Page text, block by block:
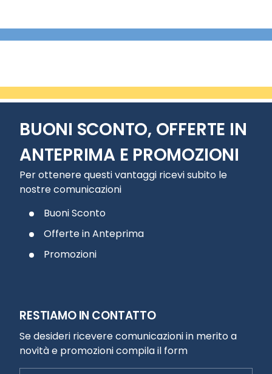
BUONI SCONTO, OFFERTE IN
ANTEPRIMA E PROMOZIONI
Per ottenere questi vantaggi ricevi subito le
nostre comunicazioni
Buoni Sconto
Offerte in Anteprima
Promozioni
RESTIAMO IN CONTATTO
Se desideri ricevere comunicazioni in merito a
novità e promozioni compila il form